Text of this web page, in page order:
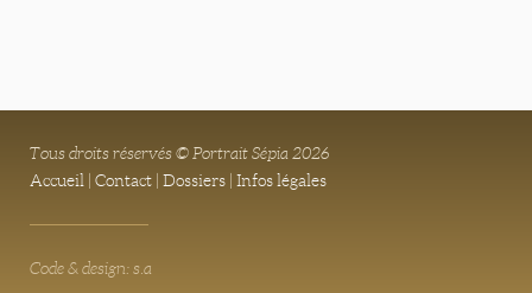
Tous droits réservés © Portrait Sépia 2026
Accueil
Contact Dossiers Infos légales
Code & design: s.a